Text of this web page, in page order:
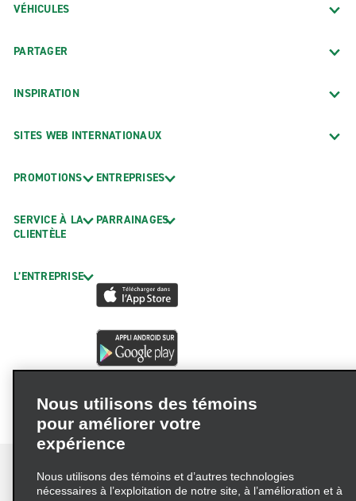
VÉHICULES
PARTAGER
INSPIRATION
SITES WEB INTERNATIONAUX
PROMOTIONS
SERVICE À LA
CLIENTÈLE
L’ENTREPRISE
ENTREPRISES
PARRAINAGES
Nous utilisons des témoins
pour améliorer votre
expérience
Nous utilisons des témoins et d’autres technologies
nécessaires à l’exploitation de notre site, à l’amélioration et à